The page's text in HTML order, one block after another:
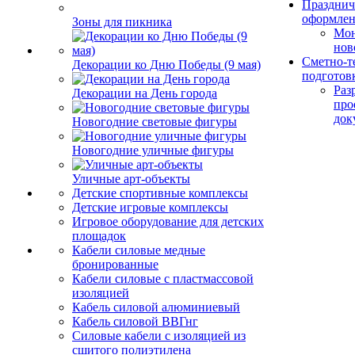
Зоны для пикника
Декорации ко Дню Победы (9 мая)
Декорации на День города
Новогодние световые фигуры
Новогодние уличные фигуры
Уличные арт-объекты
Детские спортивные комплексы
Детские игровые комплексы
Игровое оборудование для детских
площадок
Кабели силовые медные
бронированные
Кабели силовые с пластмассовой
изоляцией
Кабель силовой алюминиевый
Кабель силовой ВВГнг
Силовые кабели с изоляцией из
сшитого полиэтилена
Сметно-